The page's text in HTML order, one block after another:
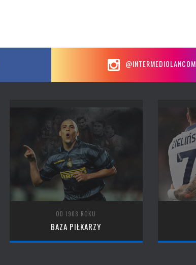
@INTERMEDIOLANCOM
OD 1908 ROKU
BAZA PIŁKARZY